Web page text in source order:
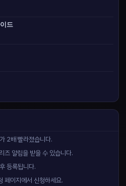
드
2배 빨라졌습니다.
즈 알림을 받을 수 있습니다.
등록됩니다.
페이지에서 신청하세요.